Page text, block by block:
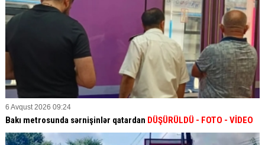
6 Avqust 2026 09:24
Bakı metrosunda sərnişinlər qatardan DÜŞÜRÜLDÜ - FOTO - VİDEO